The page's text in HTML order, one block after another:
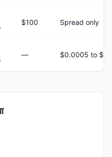
$100 Spread only
—